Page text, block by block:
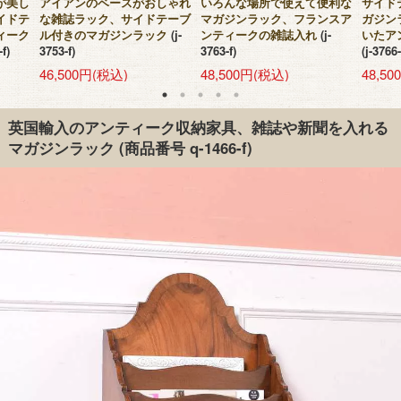
ドテ
ーク
f)
な雑誌ラック、サイドテーブ
ル付きのマガジンラック (j-
3753-f)
46,500円(税込)
マガジンラック、フランスア
ンティークの雑誌入れ (j-
3763-f)
48,500円(税込)
ガジン
いたア
(j-
英国輸入のアンティーク収納家具、雑誌や新聞を入れる
マガジンラック (商品番号 q-1466-f)